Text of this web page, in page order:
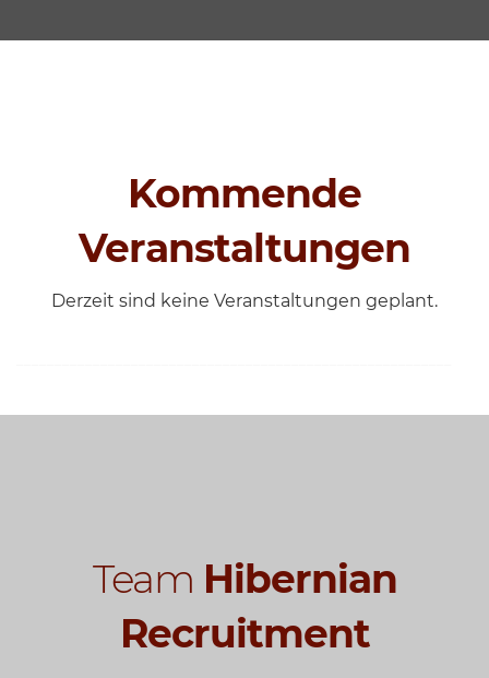
Kommende
Veranstaltungen
Derzeit sind keine Veranstaltungen geplant.
Team Hibernian
Recruitment